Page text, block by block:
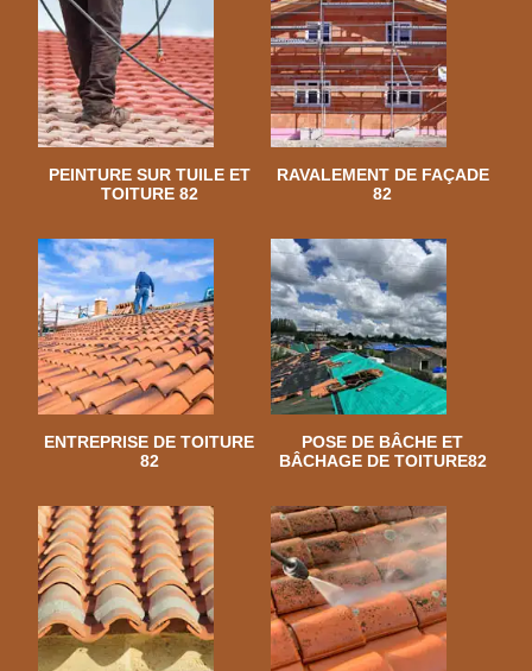
PEINTURE SUR TUILE ET
TOITURE 82
RAVALEMENT DE FAÇADE
82
ENTREPRISE DE TOITURE
82
POSE DE BÂCHE ET
BÂCHAGE DE TOITURE82